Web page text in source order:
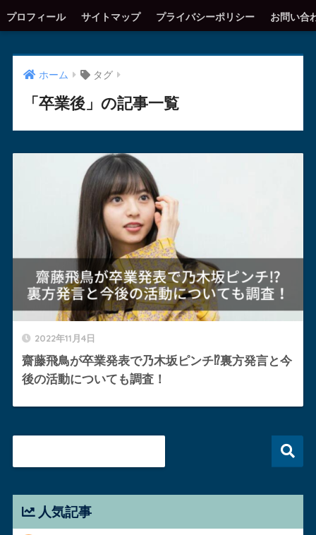
プロフィール サイトマップ プライバシーポリシー お問い合
ホーム タグ
「卒業後」の記事一覧
2022年11月4日
齋藤飛鳥が卒業発表で乃木坂ピンチ⁉︎裏方発言と今
後の活動についても調査！
人気記事